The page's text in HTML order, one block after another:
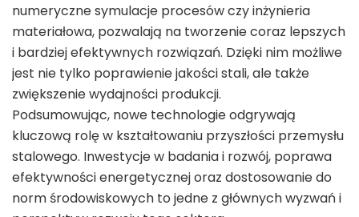
numeryczne symulacje procesów czy inżynieria
materiałowa, pozwalają na tworzenie coraz lepszych
i bardziej efektywnych rozwiązań. Dzięki nim możliwe
jest nie tylko poprawienie jakości stali, ale także
zwiększenie wydajności produkcji.
Podsumowując, nowe technologie odgrywają
kluczową rolę w kształtowaniu przyszłości przemysłu
stalowego. Inwestycje w badania i rozwój, poprawa
efektywności energetycznej oraz dostosowanie do
norm środowiskowych to jedne z głównych wyzwań i